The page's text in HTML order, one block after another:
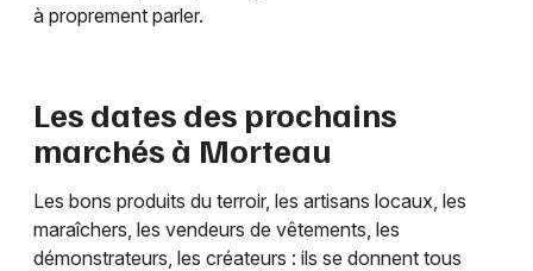
à proprement parler.
Les dates des prochains
marchés à Morteau
Les bons produits du terroir, les artisans locaux, les
maraîchers, les vendeurs de vêtements, les
démonstrateurs, les créateurs : ils se donnent tous